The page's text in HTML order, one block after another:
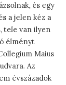
és egy
a jelen kéz a
tele van ilyen
élményt
Maius
Az
évszázadok